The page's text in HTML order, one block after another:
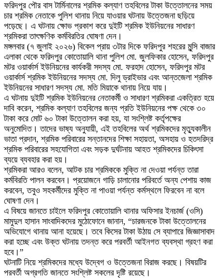
ফরিদপুর পৌর বাস টার্মিনালের শ্রমিক কল্যাণ তহবিলের টাকা উত্তোলনের সময়
চার শ্রমিক নেতাকে পুলিশ থানায় নিয়ে যাওয়ার ঘটনায় উত্তেজনা ছড়িয়ে
পড়েছে। এ ঘটনায় ক্ষোভ প্রকাশ করে দুইটি শ্রমিক ইউনিয়নের সাধারণ
শ্রমিকরা তাৎক্ষণিক কর্মবিরতির ঘোষণা দেন।
মঙ্গলবার (৭ জুলাই ২০২৬) বিকেল প্রায় ৩টার দিকে ফরিদপুর শহরের মুন্সি বাজার
এলাকা থেকে ফরিদপুর কোতোয়ালি থানা পুলিশ মো. জুলফিকার হোসেন, ফরিদপুর
মটর ওয়ার্কার্স ইউনিয়নের কার্যকরী সদস্য মো. ফরহাদ হোসেন, ফরিদপুর মটর
ওয়ার্কার্স শ্রমিক ইউনিয়নের সদস্য মো. দিলু ড্রাইভার এবং আন্তজেলা শ্রমিক
ইউনিয়নের সাধারণ সদস্য মো. মতি মিয়াকে থানায় নিয়ে যায়।
এ ঘটনায় দুইটি শ্রমিক ইউনিয়নের নেতাকর্মী ও সাধারণ শ্রমিকরা একত্রিত হয়ে
দাবি করেন, শ্রমিক কল্যাণ তহবিলের জন্য প্রতি ইউনিয়নের পক্ষ থেকে ৩০
টাকা করে মোট ৬০ টাকা উত্তোলন করা হয়, যা সংশ্লিষ্ট কর্তৃপক্ষের
অনুমোদিত। তাদের ভাষ্য অনুযায়ী, এই তহবিলের অর্থ শ্রমিকদের মৃত্যুকালীন
ভাতা প্রদান, শ্রমিক পরিবারের সন্তানদের শিক্ষা সহায়তা, অসহায় ও হতদরিদ্র
শ্রমিক পরিবারের সহযোগিতা এবং সড়ক দুর্ঘটনায় আহত শ্রমিকদের চিকিৎসা
ব্যয়ে ব্যবহার করা হয়।
শ্রমিকরা আরও বলেন, আটক চার শ্রমিককে মুক্তি না দেওয়া পর্যন্ত তারা
কর্মবিরতি পালন করবেন। প্রয়োজনে গাড়ি চালানোর পরিবর্তে অন্য পেশায় কাজ
করবেন, তবুও সহকর্মীদের মুক্তি না পাওয়া পর্যন্ত কর্মস্থলে ফিরবেন না বলে
ঘোষণা দেন।
এ বিষয়ে জানতে চাইলে ফরিদপুর কোতোয়ালি থানার অফিসার ইনচার্জ (ওসি)
মামুদুল হাসান সাংবাদিকদের মুঠোফোনে জানান, “চারজনকে টাকা উত্তোলনের
অভিযোগে থানায় আনা হয়েছে। তবে কিসের টাকা উঠায় সে ব্যাপারে জিজ্ঞাসাবাদ
করা হচ্ছে এবং উক্ত ঘটনায় তদন্ত করে পরবর্তী আইনগত ব্যবস্থা গ্রহণ করা
হবে।”
ঘটনাটি নিয়ে শ্রমিকদের মধ্যে উদ্বেগ ও উত্তেজনা বিরাজ করছে। বিষয়টির
পরবর্তী অগ্রগতি জানতে সংশ্লিষ্ট সকলের দৃষ্টি রয়েছে।